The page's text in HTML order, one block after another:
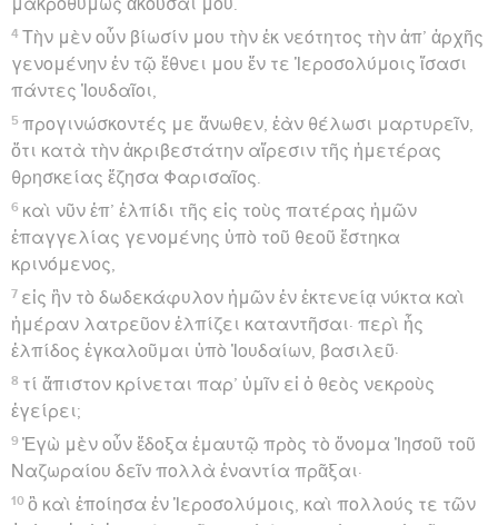
λέγοντες ὅτι Οὐδὲν θανάτου ἢ δεσμῶν ἄξιον τι
πράσσει ὁ ἄνθρωπος οὗτος.
32 Ἀγρίππας δὲ τῷ Φήστῳ ἔφη· Ἀπολελύσθαι ἐδύνατο
ὁ ἄνθρωπος οὗτος εἰ μὴ ἐπεκέκλητο Καίσαρα.
Hébreu : © Westminster Leningrad Codex - tanach.us --- Grec : © 2010 by the
Society of Biblical Literature and Logos Bible Software - sblgnt.com
Actes 27
Seuls les Évangiles sont disponibles en vidéo pour le moment.
Paul est envoyé à Rome
1 Ὡς δὲ ἐκρίθη τοῦ ἀποπλεῖν ἡμᾶς εἰς τὴν Ἰταλίαν,
παρεδίδουν τόν τε Παῦλον καί τινας ἑτέρους
δεσμώτας ἑκατοντάρχῃ ὀνόματι Ἰουλίῳ σπείρης
Σεβαστῆς.